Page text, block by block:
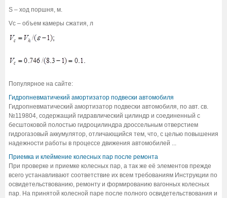
S – ход поршня, м.
Vc – объем камеры сжатия, л
Популярное на сайте:
Гидропневматичекий амортизатор подвески автомобиля
Гидропневматический амортизатор подвески автомобиля, по авт. св.
№119804, содержащий гидравлический цилиндр и соединенный с
бесштоковой полостью гидроцилиндра дроссельным отверстием
гидрогазовый аккумулятор, отличающийся тем, что, с целью повышения
надежности работы в процессе движения автомобилей ...
Приемка и клеймение колесных пар после ремонта
При проверке и приемке колесных пар, а так же её элементов прежде
всего устанавливают соответствие их всем требованиям Инструкции по
освидетельствованию, ремонту и формированию вагонных колесных
пар. На принятой колесной паре после полного освидетельствования и